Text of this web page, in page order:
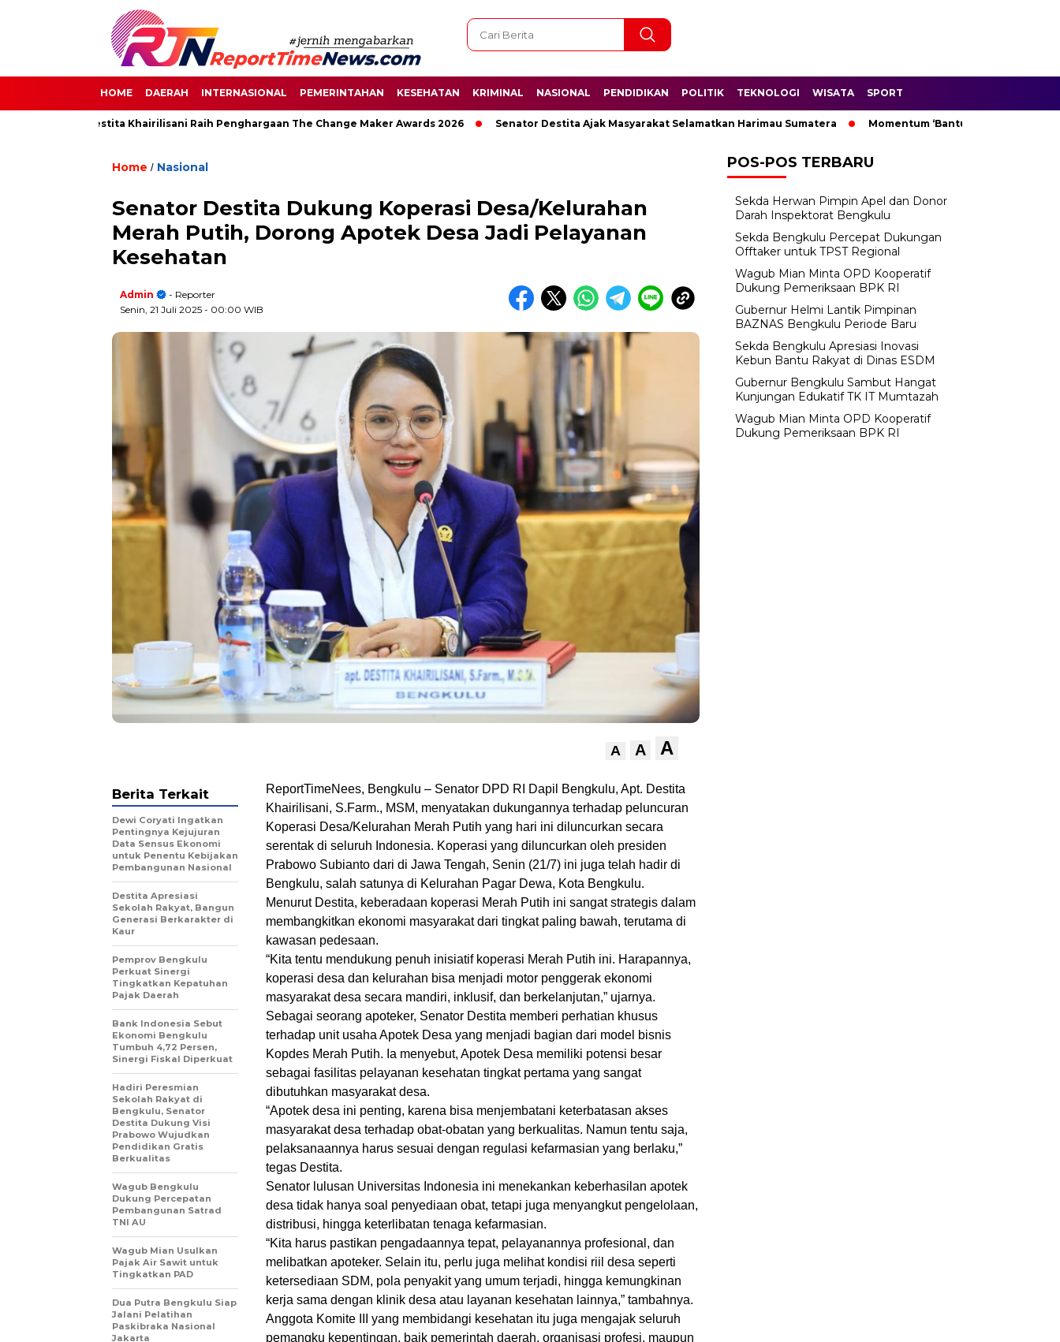
HOME DAERAH INTERNASIONAL PEMERINTAHAN KESEHATAN KRIMINAL NASIONAL PENDIDIKAN POLITIK TEKNOLOGI WISATA SPORT
Destita Khairilisani Raih Penghargaan The Change Maker Awards 2026 Senator Destita Ajak Masyarakat Selamatkan Harimau Sumatera Momentum ‘Bantu Rakyat’: Wagub Mian
Home / Nasional
Senator Destita Dukung Koperasi Desa/Kelurahan
Merah Putih, Dorong Apotek Desa Jadi Pelayanan
Kesehatan
Admin
- Reporter
Senin, 21 Juli 2025 - 00:00 WIB
A A A
ReportTimeNees, Bengkulu – Senator DPD RI Dapil Bengkulu, Apt. Destita
Khairilisani, S.Farm., MSM, menyatakan dukungannya terhadap peluncuran
Koperasi Desa/Kelurahan Merah Putih yang hari ini diluncurkan secara
serentak di seluruh Indonesia. Koperasi yang diluncurkan oleh presiden
Prabowo Subianto dari di Jawa Tengah, Senin (21/7) ini juga telah hadir di
Bengkulu, salah satunya di Kelurahan Pagar Dewa, Kota Bengkulu.
Menurut Destita, keberadaan koperasi Merah Putih ini sangat strategis dalam
membangkitkan ekonomi masyarakat dari tingkat paling bawah, terutama di
kawasan pedesaan.
“Kita tentu mendukung penuh inisiatif koperasi Merah Putih ini. Harapannya,
koperasi desa dan kelurahan bisa menjadi motor penggerak ekonomi
masyarakat desa secara mandiri, inklusif, dan berkelanjutan,” ujarnya.
Sebagai seorang apoteker, Senator Destita memberi perhatian khusus
terhadap unit usaha Apotek Desa yang menjadi bagian dari model bisnis
Kopdes Merah Putih. Ia menyebut, Apotek Desa memiliki potensi besar
sebagai fasilitas pelayanan kesehatan tingkat pertama yang sangat
dibutuhkan masyarakat desa.
“Apotek desa ini penting, karena bisa menjembatani keterbatasan akses
masyarakat desa terhadap obat-obatan yang berkualitas. Namun tentu saja,
pelaksanaannya harus sesuai dengan regulasi kefarmasian yang berlaku,”
tegas Destita.
Senator lulusan Universitas Indonesia ini menekankan keberhasilan apotek
desa tidak hanya soal penyediaan obat, tetapi juga menyangkut pengelolaan,
distribusi, hingga keterlibatan tenaga kefarmasian.
“Kita harus pastikan pengadaannya tepat, pelayanannya profesional, dan
melibatkan apoteker. Selain itu, perlu juga melihat kondisi riil desa seperti
ketersediaan SDM, pola penyakit yang umum terjadi, hingga kemungkinan
kerja sama dengan klinik desa atau layanan kesehatan lainnya,” tambahnya.
Anggota Komite III yang membidangi kesehatan itu juga mengajak seluruh
pemangku kepentingan, baik pemerintah daerah, organisasi profesi, maupun
Berita Terkait
Dewi Coryati Ingatkan
Pentingnya Kejujuran
Data Sensus Ekonomi
untuk Penentu Kebijakan
Pembangunan Nasional
Destita Apresiasi
Sekolah Rakyat, Bangun
Generasi Berkarakter di
Kaur
Pemprov Bengkulu
Perkuat Sinergi
Tingkatkan Kepatuhan
Pajak Daerah
Bank Indonesia Sebut
Ekonomi Bengkulu
Tumbuh 4,72 Persen,
Sinergi Fiskal Diperkuat
Hadiri Peresmian
Sekolah Rakyat di
Bengkulu, Senator
Destita Dukung Visi
Prabowo Wujudkan
Pendidikan Gratis
Berkualitas
Wagub Bengkulu
Dukung Percepatan
Pembangunan Satrad
TNI AU
Wagub Mian Usulkan
Pajak Air Sawit untuk
Tingkatkan PAD
Dua Putra Bengkulu Siap
Jalani Pelatihan
Paskibraka Nasional
Jakarta
POS-POS TERBARU
Sekda Herwan Pimpin Apel dan Donor
Darah Inspektorat Bengkulu
Sekda Bengkulu Percepat Dukungan
Offtaker untuk TPST Regional
Wagub Mian Minta OPD Kooperatif
Dukung Pemeriksaan BPK RI
Gubernur Helmi Lantik Pimpinan
BAZNAS Bengkulu Periode Baru
Sekda Bengkulu Apresiasi Inovasi
Kebun Bantu Rakyat di Dinas ESDM
Gubernur Bengkulu Sambut Hangat
Kunjungan Edukatif TK IT Mumtazah
Wagub Mian Minta OPD Kooperatif
Dukung Pemeriksaan BPK RI